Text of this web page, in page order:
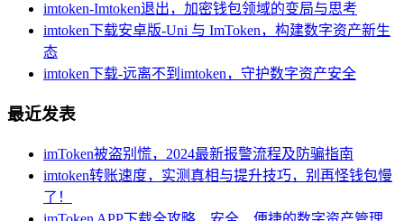
imtoken-Imtoken退出，加密钱包领域的变局与思考
imtoken下载安卓版-Uni 与 ImToken，构建数字资产新生
态
imtoken下载-远离不到imtoken，守护数字资产安全
最近发表
imToken被盗别慌，2024最新报警流程及防骗指南
imtoken转账速度，实测真相与提升技巧，别再怪钱包慢
了！